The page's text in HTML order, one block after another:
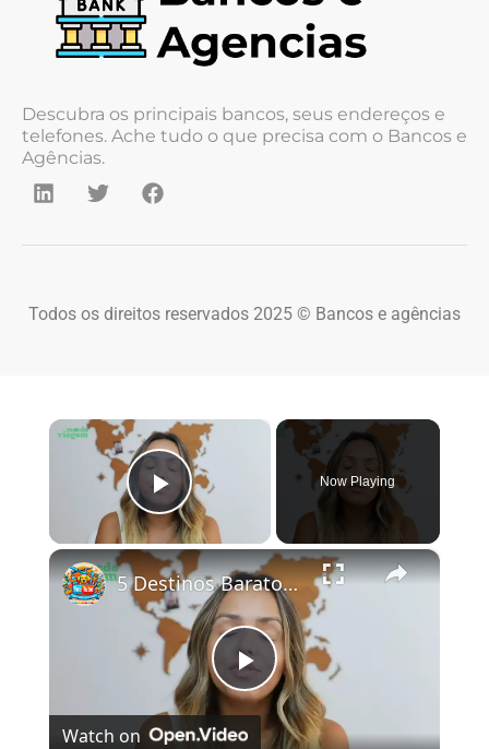
Descubra os principais bancos, seus endereços e
telefones. Ache tudo o que precisa com o Bancos e
Agências.
Todos os direitos reservados 2025 © Bancos e agências
×
Play Video
Now Playing
×
Play Video
5 Destinos Baratos no Brasil Para Conhecer e Amar! 🇧🇷✨
Watch on